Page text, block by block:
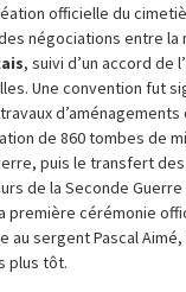
officielle du
négociations entre la
, suivi d’un accord de
Une convention fut
de 860 tombes de
puis le transfert
de la Seconde
première cérémonie
au sergent Pascal
plus tôt.